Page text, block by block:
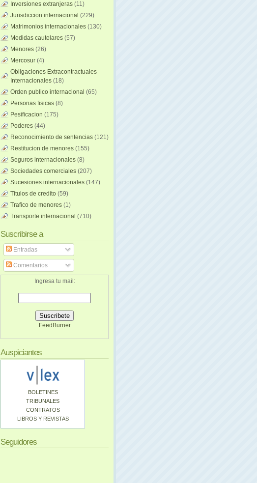
Inversiones extranjeras (11)
Jurisdiccion internacional (229)
Matrimonios internacionales (130)
Medidas cautelares (57)
Menores (26)
Mercosur (4)
Obligaciones Extracontractuales
Internacionales (18)
Orden publico internacional (65)
Personas fisicas (8)
Pesificacion (175)
Poderes (44)
Reconocimiento de sentencias (121)
Restitucion de menores (155)
Seguros internacionales (8)
Sociedades comerciales (207)
Sucesiones internacionales (147)
Titulos de credito (59)
Trafico de menores (1)
Transporte internacional (710)
Suscribirse a
Entradas
Comentarios
Ingresa tu mail:
FeedBurner
Auspiciantes
BOLETINES
TRIBUNALES
CONTRATOS
LIBROS Y REVISTAS
Seguidores